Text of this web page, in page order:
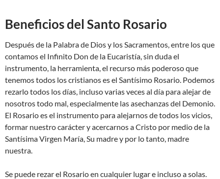
Beneficios del Santo Rosario
Después de la Palabra de Dios y los Sacramentos, entre los que
contamos el Infinito Don de la Eucaristía, sin duda el
instrumento, la herramienta, el recurso más poderoso que
tenemos todos los cristianos es el Santísimo Rosario. Podemos
rezarlo todos los días, incluso varias veces al día para alejar de
nosotros todo mal, especialmente las asechanzas del Demonio.
El Rosario es el instrumento para alejarnos de todos los vicios,
formar nuestro carácter y acercarnos a Cristo por medio de la
Santísima Virgen María, Su madre y por lo tanto, madre
nuestra.
Se puede rezar el Rosario en cualquier lugar e incluso a solas.